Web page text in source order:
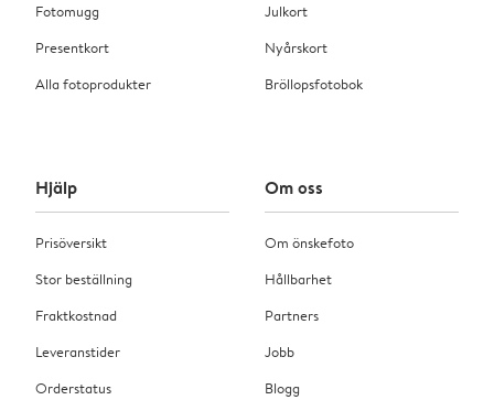
Fotomugg
Presentkort
Alla fotoprodukter
Julkort
Nyårskort
Bröllopsfotobok
Hjälp
Prisöversikt
Stor beställning
Fraktkostnad
Leveranstider
Orderstatus
Om oss
Om önskefoto
Hållbarhet
Partners
Jobb
Blogg